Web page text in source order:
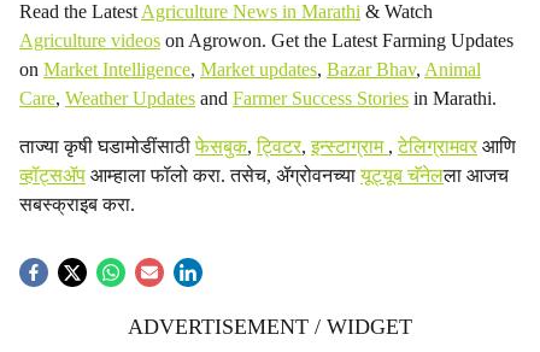
Read the Latest Agriculture News in Marathi & Watch
Agriculture videos on Agrowon. Get the Latest Farming Updates
on Market Intelligence, Market updates, Bazar Bhav, Animal
Care, Weather Updates and Farmer Success Stories in Marathi.
ताज्या कृषी घडामोडींसाठीफेसबुक,ट्विटर,इन्स्टाग्राम ,टेलिग्रामवरआणि
व्हॉट्सॲप आम्हाला फॉलो करा. तसेच, ॲग्रोवनच्यायूट्यूब चॅनेलला आजच
सबस्क्राइब करा.
ADVERTISEMENT / WIDGET